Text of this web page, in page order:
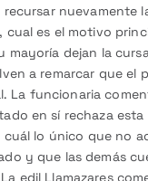
nuevamente
cual es el motivo
mayoría dejan la
a remarcar que el
La funcionaria
en sí rechaza esta
lo único que no
y que las demás
edil Llamazares